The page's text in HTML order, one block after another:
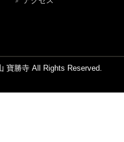
寶勝寺 All Rights Reserved.